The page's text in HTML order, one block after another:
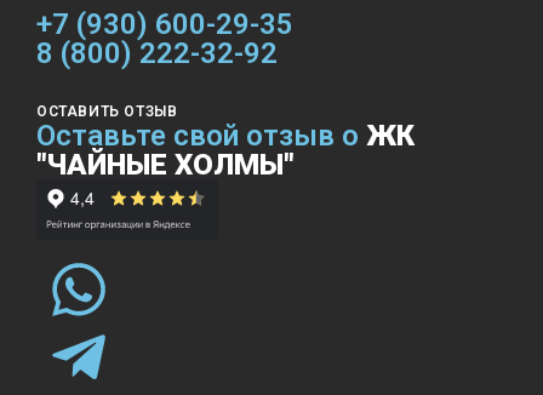
+7 (930) 600-29-35
8 (800) 222-32-92
ОСТАВИТЬ ОТЗЫВ
Оставьте свой отзыв о ЖК
"ЧАЙНЫЕ ХОЛМЫ"